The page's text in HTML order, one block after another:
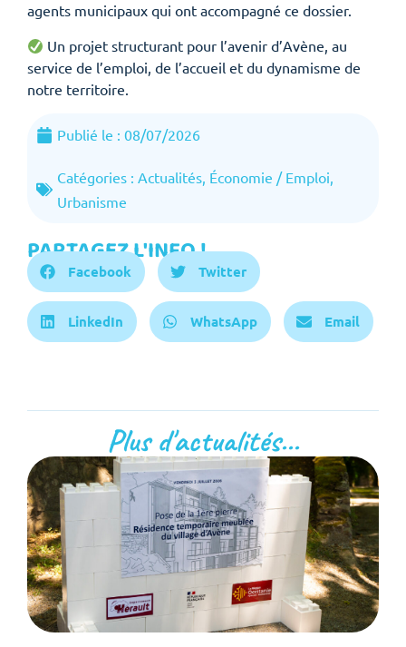
agents municipaux qui ont accompagné ce dossier.
Un projet structurant pour l’avenir d’Avène, au
service de l’emploi, de l’accueil et du dynamisme de
notre territoire.
Publié le : 08/07/2026
Catégories : Actualités, Économie / Emploi,
Urbanisme
PARTAGEZ L'INFO !
Facebook Twitter
LinkedIn WhatsApp Email
Plus d'actualités...